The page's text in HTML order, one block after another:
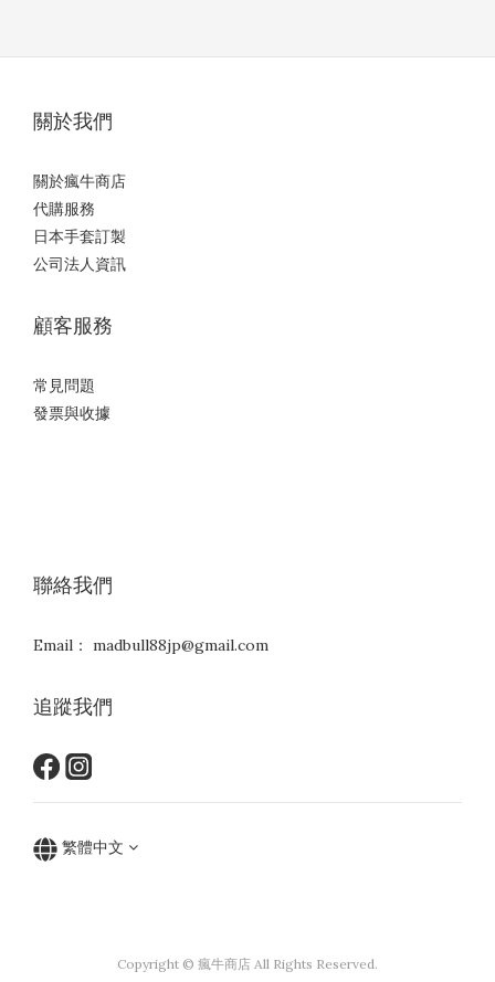
關於我們
關於瘋牛商店
代購服務
日本手套訂製
公司法人資訊
顧客服務
常見問題
發票與收據
聯絡我們
Email： madbull88jp@gmail.com
追蹤我們
繁體中文
Copyright © 瘋牛商店 All Rights Reserved.